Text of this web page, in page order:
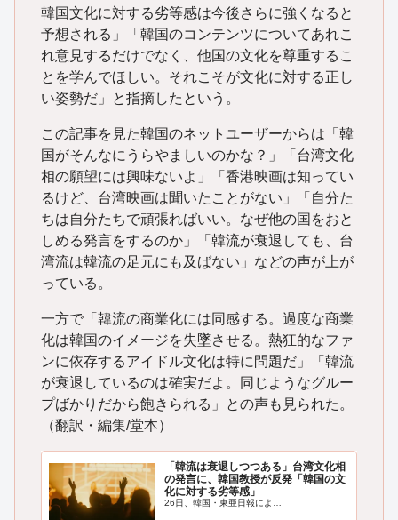
韓国文化に対する劣等感は今後さらに強くなると
予想される」「韓国のコンテンツについてあれこ
れ意見するだけでなく、他国の文化を尊重するこ
とを学んでほしい。それこそが文化に対する正し
い姿勢だ」と指摘したという。
この記事を見た韓国のネットユーザーからは「韓
国がそんなにうらやましいのかな？」「台湾文化
相の願望には興味ないよ」「香港映画は知ってい
るけど、台湾映画は聞いたことがない」「自分た
ちは自分たちで頑張ればいい。なぜ他の国をおと
しめる発言をするのか」「韓流が衰退しても、台
湾流は韓流の足元にも及ばない」などの声が上が
っている。
一方で「韓流の商業化には同感する。過度な商業
化は韓国のイメージを失墜させる。熱狂的なファ
ンに依存するアイドル文化は特に問題だ」「韓流
が衰退しているのは確実だよ。同じようなグルー
プばかりだから飽きられる」との声も見られた。
（翻訳・編集/堂本）
「韓流は衰退しつつある」台湾文化相
の発言に、韓国教授が反発「韓国の文
化に対する劣等感」
26日、韓国・東亜日報によ…